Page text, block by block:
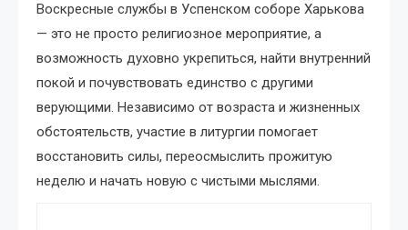
Воскресные службы в Успенском соборе Харькова
— это не просто религиозное мероприятие, а
возможность духовно укрепиться, найти внутренний
покой и почувствовать единство с другими
верующими. Независимо от возраста и жизненных
обстоятельств, участие в литургии помогает
восстановить силы, переосмыслить прожитую
неделю и начать новую с чистыми мыслями.